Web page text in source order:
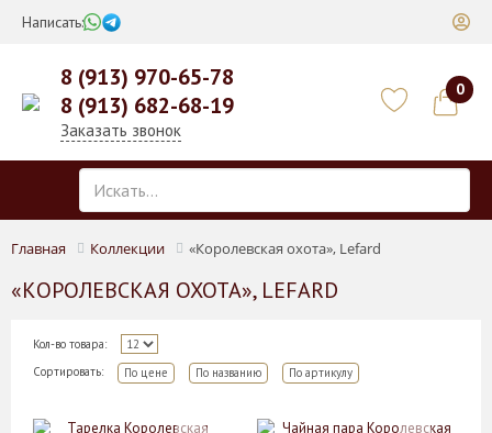
Написать:
8 (913) 970-65-78
8 (913) 682-68-19
Заказать звонок
0
Главная Коллекции «Королевская охота», Lefard
«КОРОЛЕВСКАЯ ОХОТА», LEFARD
Кол-во товара:
Сортировать:
По цене По названию По артикулу